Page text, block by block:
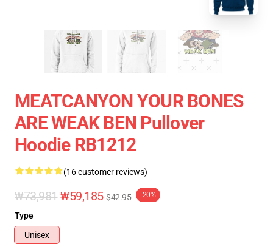
MEATCANYON YOUR BONES
ARE WEAK BEN Pullover
Hoodie RB1212
(16 customer reviews)
₩73,981 ₩59,185 $42.95 -20%
Type
Unisex